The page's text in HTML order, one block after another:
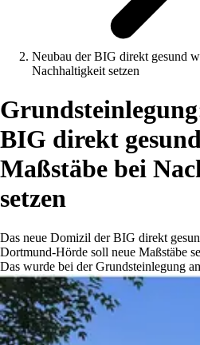
Neubau der BIG direkt gesund
Nachhaltigkeit setzen
BIG direkt
Maßstäbe bei
setzen
Das neue Domizil der BIG direkt
Dortmund-Hörde soll neue Maßstäbe
Das wurde bei der Grundsteinlegung